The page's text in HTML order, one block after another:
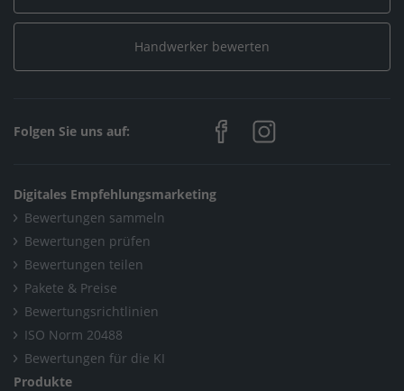
Handwerker bewerten
Folgen Sie uns auf:
Digitales Empfehlungsmarketing
Bewertungen sammeln
Bewertungen prüfen
Bewertungen teilen
Pakete & Preise
Bewertungsrichtlinien
ISO Norm 20488
Bewertungen für die KI
Produkte